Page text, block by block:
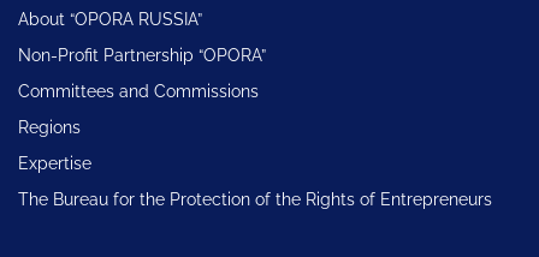
About “OPORA RUSSIA”
Non-Profit Partnership “OPORA”
Committees and Commissions
Regions
Expertise
The Bureau for the Protection of the Rights of Entrepreneurs